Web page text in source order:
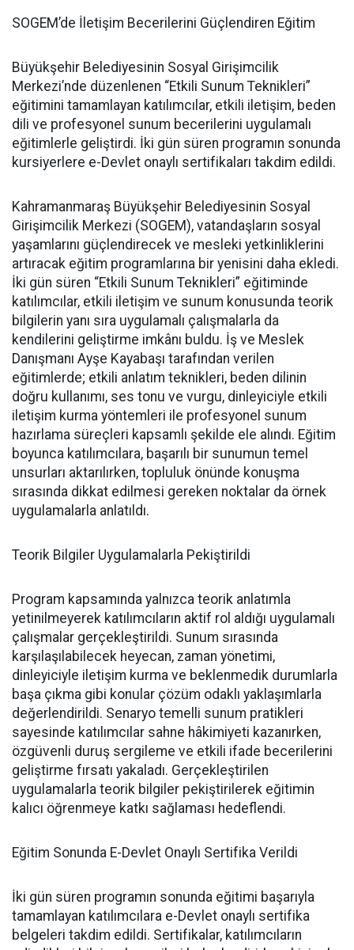
SOGEM’de İletişim Becerilerini Güçlendiren Eğitim
Büyükşehir Belediyesinin Sosyal Girişimcilik
Merkezi’nde düzenlenen “Etkili Sunum Teknikleri”
eğitimini tamamlayan katılımcılar, etkili iletişim, beden
dili ve profesyonel sunum becerilerini uygulamalı
eğitimlerle geliştirdi. İki gün süren programın sonunda
kursiyerlere e-Devlet onaylı sertifikaları takdim edildi.
Kahramanmaraş Büyükşehir Belediyesinin Sosyal
Girişimcilik Merkezi (SOGEM), vatandaşların sosyal
yaşamlarını güçlendirecek ve mesleki yetkinliklerini
artıracak eğitim programlarına bir yenisini daha ekledi.
İki gün süren “Etkili Sunum Teknikleri” eğitiminde
katılımcılar, etkili iletişim ve sunum konusunda teorik
bilgilerin yanı sıra uygulamalı çalışmalarla da
kendilerini geliştirme imkânı buldu. İş ve Meslek
Danışmanı Ayşe Kayabaşı tarafından verilen
eğitimlerde; etkili anlatım teknikleri, beden dilinin
doğru kullanımı, ses tonu ve vurgu, dinleyiciyle etkili
iletişim kurma yöntemleri ile profesyonel sunum
hazırlama süreçleri kapsamlı şekilde ele alındı. Eğitim
boyunca katılımcılara, başarılı bir sunumun temel
unsurları aktarılırken, topluluk önünde konuşma
sırasında dikkat edilmesi gereken noktalar da örnek
uygulamalarla anlatıldı.
Teorik Bilgiler Uygulamalarla Pekiştirildi
Program kapsamında yalnızca teorik anlatımla
yetinilmeyerek katılımcıların aktif rol aldığı uygulamalı
çalışmalar gerçekleştirildi. Sunum sırasında
karşılaşılabilecek heyecan, zaman yönetimi,
dinleyiciyle iletişim kurma ve beklenmedik durumlarla
başa çıkma gibi konular çözüm odaklı yaklaşımlarla
değerlendirildi. Senaryo temelli sunum pratikleri
sayesinde katılımcılar sahne hâkimiyeti kazanırken,
özgüvenli duruş sergileme ve etkili ifade becerilerini
geliştirme fırsatı yakaladı. Gerçekleştirilen
uygulamalarla teorik bilgiler pekiştirilerek eğitimin
kalıcı öğrenmeye katkı sağlaması hedeflendi.
Eğitim Sonunda E-Devlet Onaylı Sertifika Verildi
İki gün süren programın sonunda eğitimi başarıyla
tamamlayan katılımcılara e-Devlet onaylı sertifika
belgeleri takdim edildi. Sertifikalar, katılımcıların